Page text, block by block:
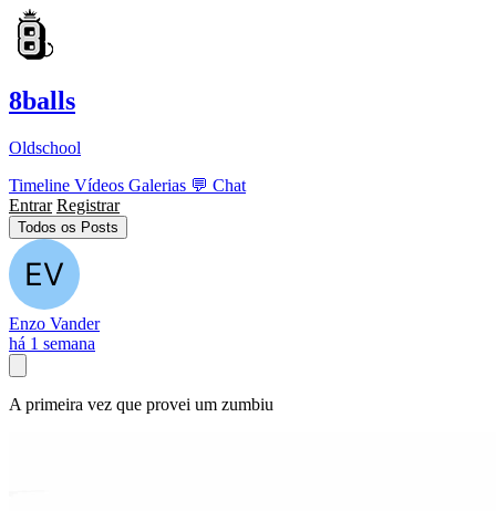
8balls
Oldschool
Timeline Vídeos Galerias 💬 Chat
Entrar Registrar
Todos os Posts
Enzo Vander
há 1 semana
A primeira vez que provei um zumbiu